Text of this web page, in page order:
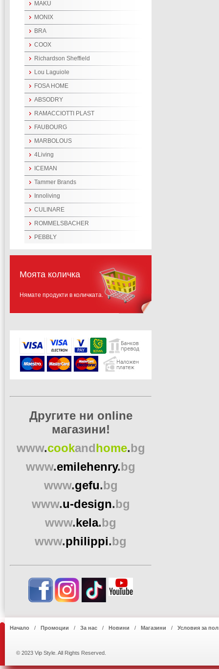
MAKU
MONIX
BRA
COOX
Richardson Sheffield
Lou Laguiole
FOSA HOME
ABSODRY
RAMACCIOTTI PLAST
FAUBOURG
MARBOLOUS
4Living
ICEMAN
Tammer Brands
Innoliving
CULINARE
ROMMELSBACHER
PEBBLY
Моята количка
Нямате продукти в количката.
Другите ни online
магазини!
www.cookandhome.bg
www.emilehenry.bg
www.gefu.bg
www.u-design.bg
www.kela.bg
www.philippi.bg
Начало Промоции За нас Новини Магазини Условия за
© 2023 Vip Style. All Rights Reserved.